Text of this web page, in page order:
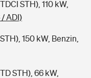
STH), 110 kW,
ADI)
150 kW, Benzin,
STH), 66 kW,